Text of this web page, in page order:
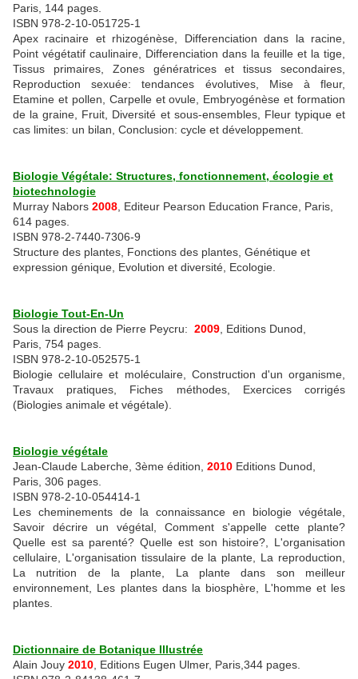
Paris, 144 pages.
ISBN 978-2-10-051725-1
Apex racinaire et rhizogénèse, Differenciation dans la racine,
Point végétatif caulinaire, Differenciation dans la feuille et la tige,
Tissus primaires, Zones génératrices et tissus secondaires,
Reproduction sexuée: tendances évolutives, Mise à fleur,
Etamine et pollen, Carpelle et ovule, Embryogénèse et formation
de la graine, Fruit, Diversité et sous-ensembles, Fleur typique et
cas limites: un bilan, Conclusion: cycle et développement.
Biologie Végétale: Structures, fonctionnement, écologie et
biotechnologie
Murray Nabors 2008 , Editeur Pearson Education France, Paris,
614 pages.
ISBN 978-2-7440-7306-9
Structure des plantes, Fonctions des plantes, Génétique et
expression génique, Evolution et diversité, Ecologie.
Biologie Tout-En-Un
Sous la direction de Pierre Peycru: 2009 , Editions Dunod,
Paris, 754 pages.
ISBN 978-2-10-052575-1
Biologie cellulaire et moléculaire, Construction d'un organisme,
Travaux pratiques, Fiches méthodes, Exercices corrigés
(Biologies animale et végétale).
Biologie végétale
Jean-Claude Laberche, 3ème édition, 2010 Editions Dunod,
Paris, 306 pages.
ISBN 978-2-10-054414-1
Les cheminements de la connaissance en biologie végétale,
Savoir décrire un végétal, Comment s'appelle cette plante?
Quelle est sa parenté? Quelle est son histoire?, L'organisation
cellulaire, L'organisation tissulaire de la plante, La reproduction,
La nutrition de la plante, La plante dans son meilleur
environnement, Les plantes dans la biosphère, L'homme et les
plantes.
Dictionnaire de Botanique Illustrée
Alain Jouy 2010 , Editions Eugen Ulmer, Paris,344 pages.